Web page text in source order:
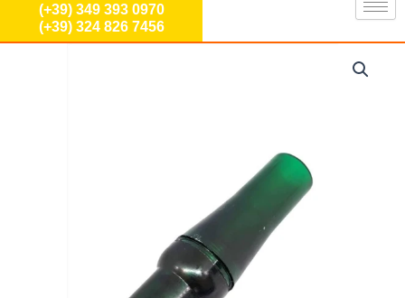
(+39) 349 393 0970
(+39) 324 826 7456